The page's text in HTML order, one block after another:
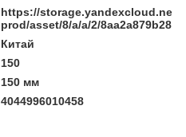
https://storage.yandexcloud.net/
prod/asset/8/a/a/2/
Китай
150
150 мм
4044996010458